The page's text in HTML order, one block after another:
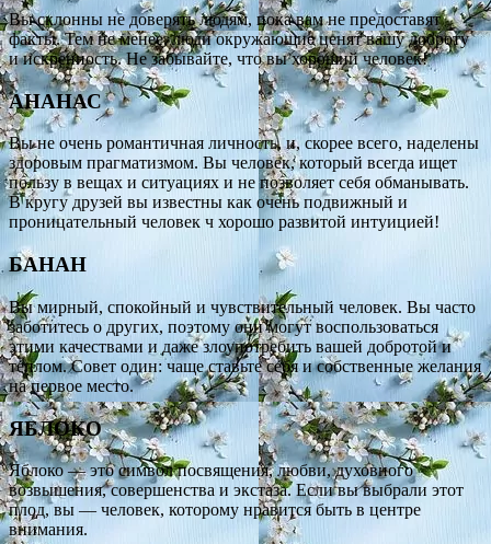
Вы склонны не доверять людям, пока вам не предоставят
факты. Тем не менее, люди окружающие ценят вашу доброту
и искренность. Не забывайте, что вы хороший человек!
АНАНАС
Вы не очень романтичная личность, и, скорее всего, наделены
здоровым прагматизмом. Вы человек, который всегда ищет
пользу в вещах и ситуациях и не позволяет себя обманывать.
В кругу друзей вы известны как очень подвижный и
проницательный человек ч хорошо развитой интуицией!
БАНАН
Вы мирный, спокойный и чувствительный человек. Вы часто
заботитесь о других, поэтому они могут воспользоваться
этими качествами и даже злоупотребить вашей добротой и
теплом. Совет один: чаще ставьте себя и собственные желания
на первое место.
ЯБЛОКО
Яблоко — это символ посвящения, любви, духовного
возвышения, совершенства и экстаза. Если вы выбрали этот
плод, вы — человек, которому нравится быть в центре
внимания.